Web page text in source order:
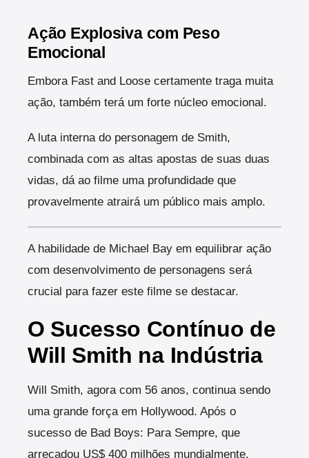
Ação Explosiva com Peso
Emocional
Embora Fast and Loose certamente traga muita
ação, também terá um forte núcleo emocional.
A luta interna do personagem de Smith,
combinada com as altas apostas de suas duas
vidas, dá ao filme uma profundidade que
provavelmente atrairá um público mais amplo.
A habilidade de Michael Bay em equilibrar ação
com desenvolvimento de personagens será
crucial para fazer este filme se destacar.
O Sucesso Contínuo de
Will Smith na Indústria
Will Smith, agora com 56 anos, continua sendo
uma grande força em Hollywood. Após o
sucesso de Bad Boys: Para Sempre, que
arrecadou US$ 400 milhões mundialmente,